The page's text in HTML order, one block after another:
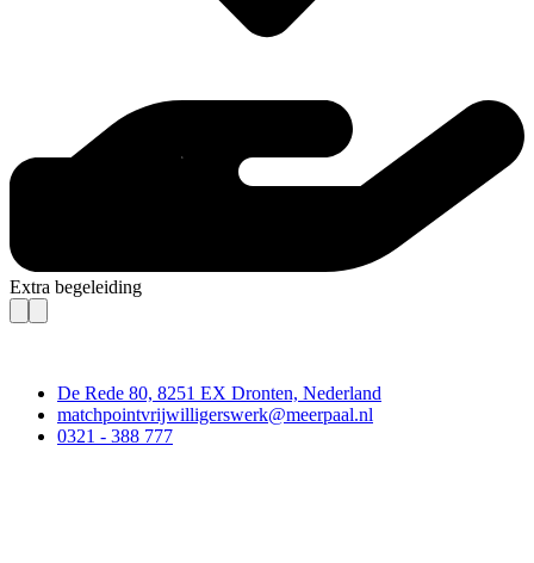
Extra begeleiding
De Rede 80, 8251 EX Dronten, Nederland
matchpointvrijwilligerswerk@meerpaal.nl
0321 - 388 777